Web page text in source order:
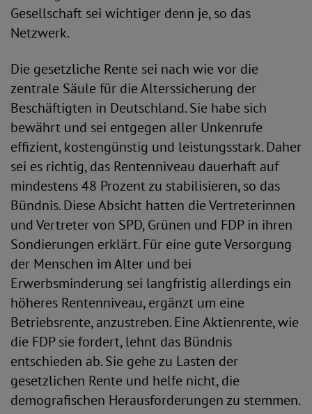
Gesellschaft sei wichtiger denn je, so das
Netzwerk.
Die gesetzliche Rente sei nach wie vor die
zentrale Säule für die Alterssicherung der
Beschäftigten in Deutschland. Sie habe sich
bewährt und sei entgegen aller Unkenrufe
effizient, kostengünstig und leistungsstark. Daher
sei es richtig, das Rentenniveau dauerhaft auf
mindestens 48 Prozent zu stabilisieren, so das
Bündnis. Diese Absicht hatten die Vertreterinnen
und Vertreter von SPD, Grünen und FDP in ihren
Sondierungen erklärt. Für eine gute Versorgung
der Menschen im Alter und bei
Erwerbsminderung sei langfristig allerdings ein
höheres Rentenniveau, ergänzt um eine
Betriebsrente, anzustreben. Eine Aktienrente, wie
die FDP sie fordert, lehnt das Bündnis
entschieden ab. Sie gehe zu Lasten der
gesetzlichen Rente und helfe nicht, die
demografischen Herausforderungen zu stemmen.